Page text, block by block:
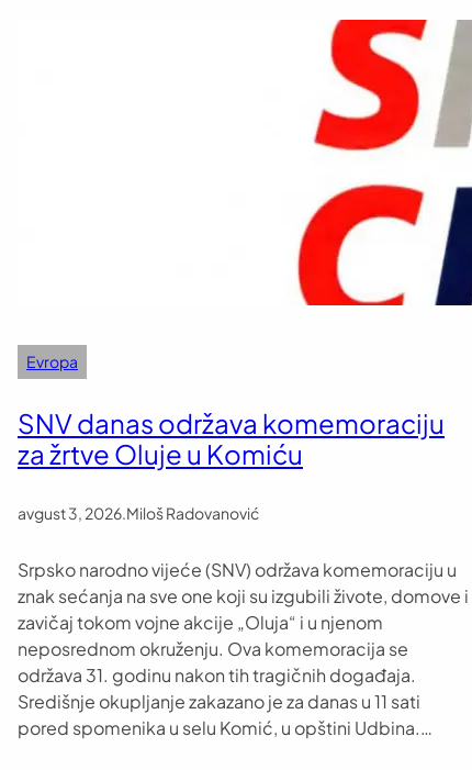
Evropa
SNV danas održava komemoraciju
za žrtve Oluje u Komiću
avgust 3, 2026.Miloš Radovanović
Srpsko narodno vijeće (SNV) održava komemoraciju u
znak sećanja na sve one koji su izgubili živote, domove i
zavičaj tokom vojne akcije „Oluja“ i u njenom
neposrednom okruženju. Ova komemoracija se
održava 31. godinu nakon tih tragičnih događaja.
Središnje okupljanje zakazano je za danas u 11 sati
pored spomenika u selu Komić, u opštini Udbina.…